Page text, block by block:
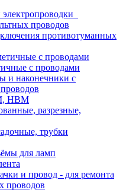
проводов
противотуманных
с проводами
с проводами
и наконечники с
НВМ
разрезные,
трубки
для ламп
и провод - для ремонта
проводов